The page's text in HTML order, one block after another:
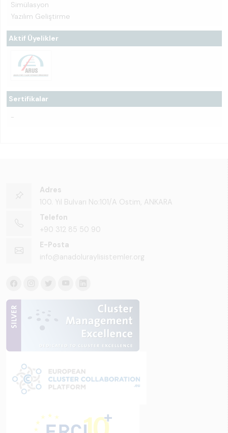
Simülasyon
Yazılım Geliştirme
Aktif Üyelikler
Sertifikalar
-
Adres
100. Yıl Bulvarı No:101/A Ostim, ANKARA
Telefon
+90 312 85 50 90
E-Posta
info@anadoluraylisistemler.org